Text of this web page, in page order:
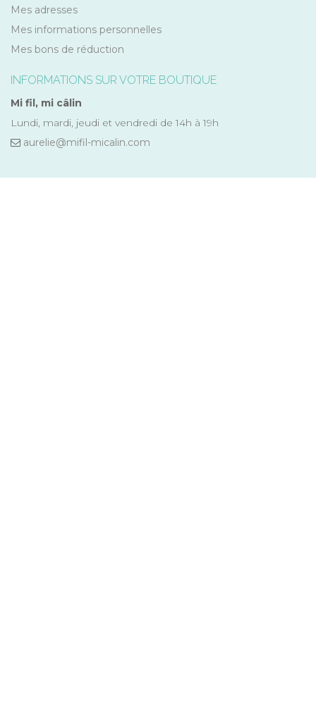
Mes adresses
Mes informations personnelles
Mes bons de réduction
INFORMATIONS SUR VOTRE BOUTIQUE
Mi fil, mi câlin
Lundi, mardi, jeudi et vendredi de 14h à 19h
aurelie@mifil-micalin.com